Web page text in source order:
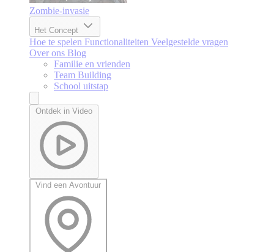
Zombie-invasie
Het Concept
Hoe te spelen Functionaliteiten Veelgestelde vragen
Over ons Blog
Familie en vrienden
Team Building
School uitstap
Ontdek in Video
Vind een Avontuur